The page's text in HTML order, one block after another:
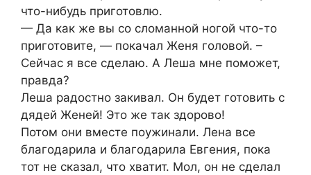
что-нибудь приготовлю.
— Да как же вы со сломанной ногой что-то
приготовите, — покачал Женя головой. –
Сейчас я все сделаю. А Леша мне поможет,
правда?
Леша радостно закивал. Он будет готовить с
дядей Женей! Это же так здорово!
Потом они вместе поужинали. Лена все
благодарила и благодарила Евгения, пока
тот не сказал, что хватит. Мол, он не сделал